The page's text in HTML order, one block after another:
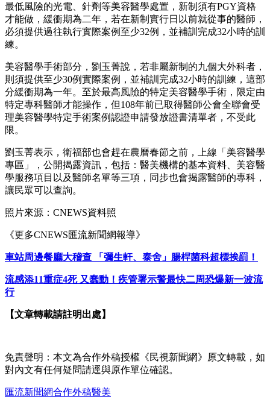
最低風險的光電、針劑等美容醫學處置，新制須有PGY資格
才能做，緩衝期為二年，若在新制實行日以前就從事的醫師，
必須提供過往執行實際案例至少32例，並補訓完成32小時的訓
練。
美容醫學手術部分，劉玉菁說，若非屬新制的九個大外科者，
則須提供至少30例實際案例，並補訓完成32小時的訓練，這部
分緩衝期為一年。至於最高風險的特定美容醫學手術，限定由
特定專科醫師才能操作，但108年前已取得醫師公會全聯會受
理美容醫學特定手術案例認證申請發放證書清單者，不受此
限。
劉玉菁表示，衛福部也會趕在農曆春節之前，上線「美容醫學
專區」，公開揭露資訊，包括：醫美機構的基本資料、美容醫
學服務項目以及醫師名單等三項，同步也會揭露醫師的專科，
讓民眾可以查詢。
照片來源：CNEWS資料照
《更多CNEWS匯流新聞網報導》
車站周邊餐廳大稽查 「彌生軒、泰舍」腸桿菌科超標挨罰！
流感添11重症4死 又蠢動！疾管署示警最快二周恐爆新一波流
行
【文章轉載請註明出處】
免責聲明：本文為合作外稿授權《民視新聞網》原文轉載，如
對內文有任何疑問請逕與原作單位確認。
匯流新聞網合作外稿醫美